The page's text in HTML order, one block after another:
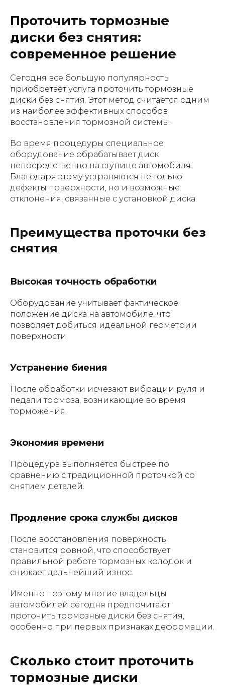
Проточить тормозные
диски без снятия:
современное решение
Сегодня все большую популярность
приобретает услуга проточить тормозные
диски без снятия. Этот метод считается одним
из наиболее эффективных способов
восстановления тормозной системы.
Во время процедуры специальное
оборудование обрабатывает диск
непосредственно на ступице автомобиля.
Благодаря этому устраняются не только
дефекты поверхности, но и возможные
отклонения, связанные с установкой диска.
Преимущества проточки без
снятия
Высокая точность обработки
Оборудование учитывает фактическое
положение диска на автомобиле, что
позволяет добиться идеальной геометрии
поверхности.
Устранение биения
После обработки исчезают вибрации руля и
педали тормоза, возникающие во время
торможения.
Экономия времени
Процедура выполняется быстрее по
сравнению с традиционной проточкой со
снятием деталей.
Продление срока службы дисков
После восстановления поверхность
становится ровной, что способствует
правильной работе тормозных колодок и
снижает дальнейший износ.
Именно поэтому многие владельцы
автомобилей сегодня предпочитают
проточить тормозные диски без снятия,
особенно при первых признаках деформации.
Сколько стоит проточить
тормозные диски